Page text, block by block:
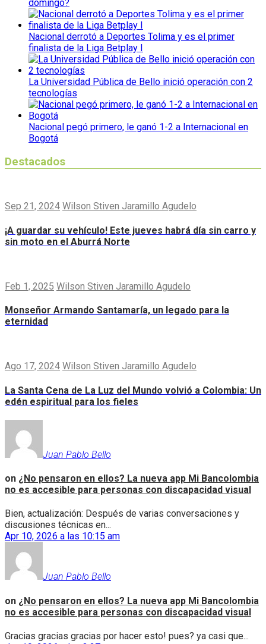
domingo?
Nacional derrotó a Deportes Tolima y es el primer
finalista de la Liga Betplay I
La Universidad Pública de Bello inició operación con 2
tecnologías
Nacional pegó primero, le ganó 1-2 a Internacional en
Bogotá
Destacados
Sep 21, 2024 Wilson Stiven Jaramillo Agudelo
¡A guardar su vehículo! Este jueves habrá día sin carro y
sin moto en el Aburrá Norte
Feb 1, 2025 Wilson Stiven Jaramillo Agudelo
Monseñor Armando Santamaría, un legado para la
eternidad
Ago 17, 2024 Wilson Stiven Jaramillo Agudelo
La Santa Cena de La Luz del Mundo volvió a Colombia: Un
edén espiritual para los fieles
Juan Pablo Bello
on ¿No pensaron en ellos? La nueva app Mi Bancolombia
no es accesible para personas con discapacidad visual
Bien, actualización: Después de varias conversaciones y
discusiones técnicas en...
Apr 10, 2026 a las 10:15 am
Juan Pablo Bello
on ¿No pensaron en ellos? La nueva app Mi Bancolombia
no es accesible para personas con discapacidad visual
Gracias gracias gracias por hacer esto! pues? ya casi que...